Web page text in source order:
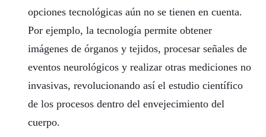
opciones tecnológicas aún no se tienen en cuenta.
Por ejemplo, la tecnología permite obtener
imágenes de órganos y tejidos, procesar señales de
eventos neurológicos y realizar otras mediciones no
invasivas, revolucionando así el estudio científico
de los procesos dentro del envejecimiento del
cuerpo.